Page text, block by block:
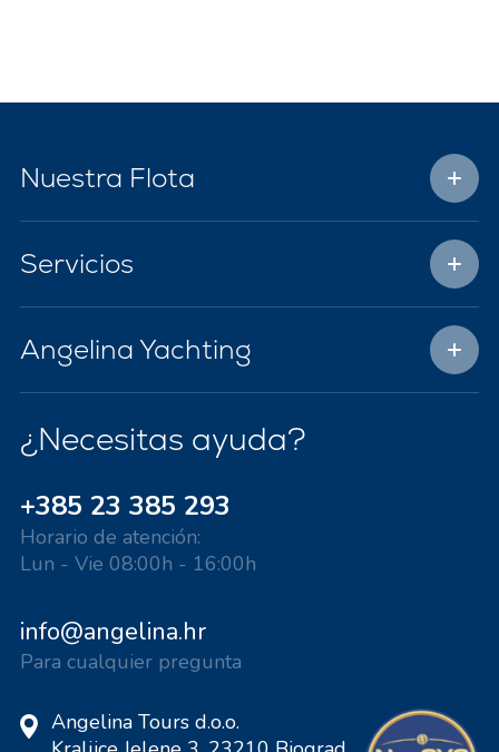
Nuestra Flota
Servicios
Angelina Yachting
¿Necesitas ayuda?
+385 23 385 293
Horario de atención:
Lun - Vie 08:00h - 16:00h
info@angelina.hr
Para cualquier pregunta
Angelina Tours d.o.o.